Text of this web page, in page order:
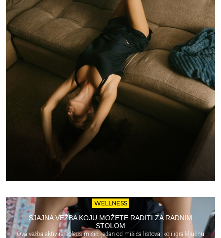
WELLNESS
SJAJNA VEŽBA KOJU MOŽETE RADITI ZA RADNIM
STOLOM
Ova vežba aktivira soleus mišić, jedan od mišića listova, koji igra ključnu